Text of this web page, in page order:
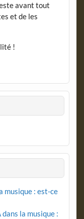
avant tout
et de les
!
musique : est-ce
dans la musique :